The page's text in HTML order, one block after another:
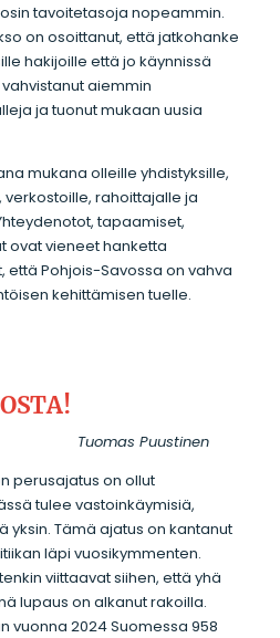
tavoitetasoja nopeammin.
on osoittanut, että jatkohanke
hakijoille että jo käynnissä
aiemmin
ja tuonut mukaan uusia
mukana olleille yhdistyksille,
rahoittajalle ja
tapaamiset,
ovat vieneet hanketta
Pohjois-Savossa on vahva
kehittämisen tuelle.
Tuomas Puustinen
perusajatus on ollut
tulee vastoinkäymisiä,
yksin. Tämä ajatus on kantanut
läpi vuosikymmenten.
viittaavat siihen, että yhä
lupaus on alkanut rakoilla.
vuonna 2024 Suomessa 958